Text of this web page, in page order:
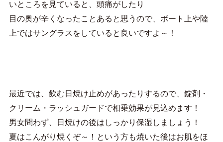
いところを見ていると、頭痛がしたり
目の奥が辛くなったことあると思うので、ボート上や陸
上ではサングラスをしていると良いですよ～！
最近では、飲む日焼け止めがあったりするので、錠剤・
クリーム・ラッシュガードで相乗効果が見込めます！
男女問わず、日焼けの後はしっかり保湿しましょう！
夏はこんがり焼くぞ～！という方も焼いた後はお肌をほ